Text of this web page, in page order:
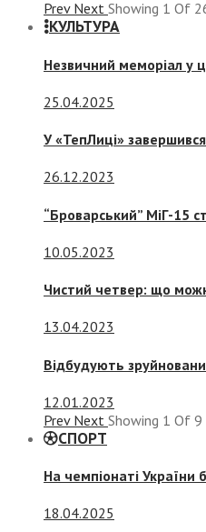
Prev Next Showing 1 Of
КУЛЬТУРА
Незвичний меморіал у
25.04.2025
У «ТепЛиці»
26.12.2023
“Броварський” МіГ-15
10.05.2023
Чистий четвер: що
13.04.2023
Відбудують
12.01.2023
Prev Next Showing 1 Of 9
СПОРТ
На чемпіонаті України
18.04.2025